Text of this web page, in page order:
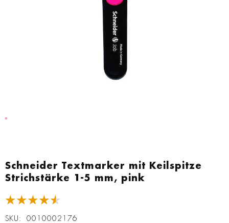
Schneider Textmarker mit Keilspitze
Strichstärke 1-5 mm, pink
★★★★★
SKU 0010002176
Anfang
der
springen